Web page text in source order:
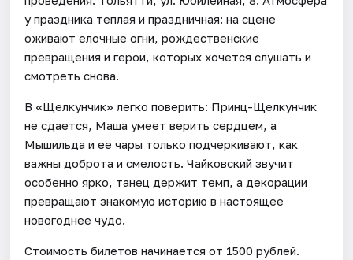
у праздника теплая и праздничная: на сцене
оживают елочные огни, рождественские
превращения и герои, которых хочется слушать и
смотреть снова.
В «Щелкунчик» легко поверить: Принц-Щелкунчик
не сдается, Маша умеет верить сердцем, а
Мышильда и ее чары только подчеркивают, как
важны доброта и смелость. Чайковский звучит
особенно ярко, танец держит темп, а декорации
превращают знакомую историю в настоящее
новогоднее чудо.
Стоимость билетов начинается от 1500 рублей.